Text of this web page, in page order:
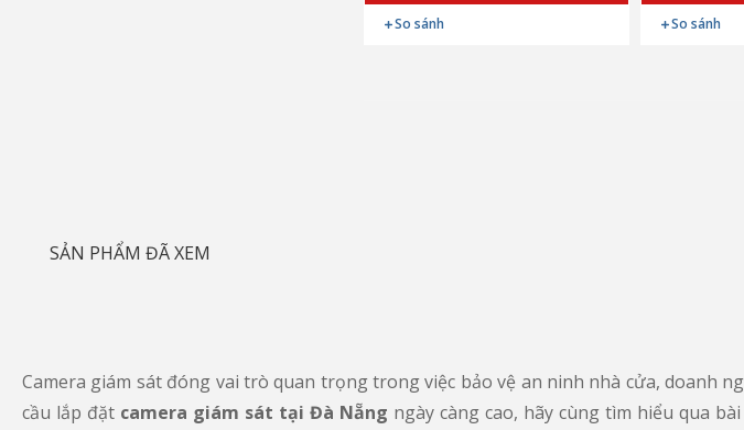
So sánh So sánh
SẢN PHẨM ĐÃ XEM
Camera giám sát đóng vai trò quan trọng trong việc bảo vệ an ninh nhà cửa, doanh
cầu lắp đặt camera giám sát tại Đà Nẵng ngày càng cao, hãy cùng tìm hiểu qua